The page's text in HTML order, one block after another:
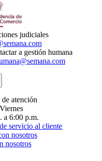
judiciales
a gestión humana
atención
a 6:00 p.m.
servicio al cliente
nosotros
nosotros